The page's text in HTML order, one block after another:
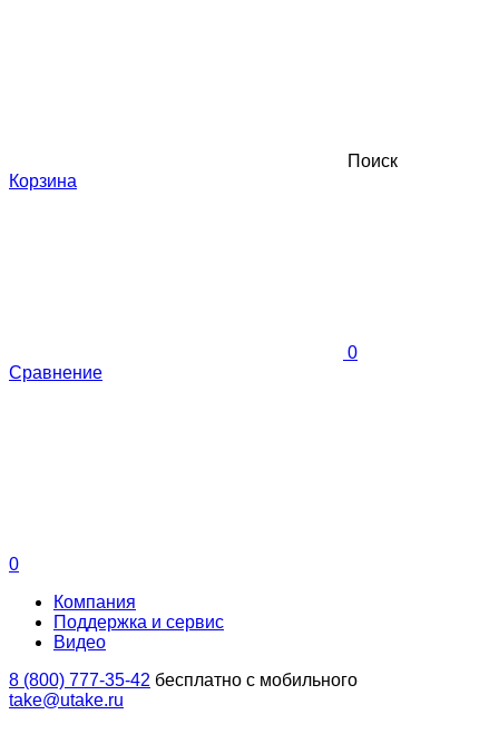
Поиск
Корзина
0
Сравнение
0
Компания
Поддержка и сервис
Видео
8 (800) 777-35-42 бесплатно с мобильного
take@utake.ru